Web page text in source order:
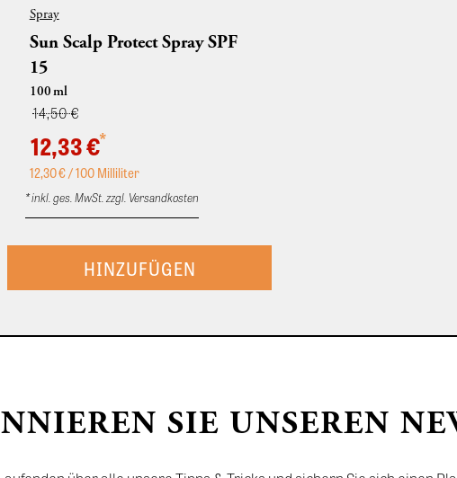
Spray
Sun Scalp Protect Spray SPF
15
100ml
14,50 €
12,33 €*
12,30€ / 100 Milliliter
* inkl. ges. MwSt. zzgl. Versandkosten
SIE UNSEREN